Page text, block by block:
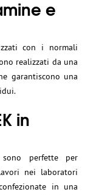
e
con i normali
realizzati da una
garantiscono una
in
perfette per
nei laboratori
in una